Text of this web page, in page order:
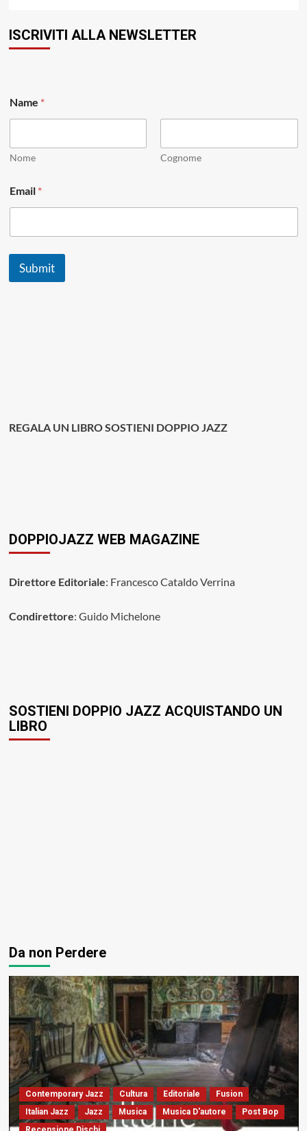
ISCRIVITI ALLA NEWSLETTER
a
m
a
*
Name *
Nome Cognome
Email *
Submit
REGALA UN LIBRO SOSTIENI DOPPIO JAZZ
DOPPIOJAZZ WEB MAGAZINE
Direttore Editoriale: Francesco Cataldo Verrina
Condirettore: Guido Michelone
SOSTIENI DOPPIO JAZZ ACQUISTANDO UN
LIBRO
Da non Perdere
Contemporary Jazz Cultura Editoriale
Fusion
Italian Jazz
Jazz Musica Musica D'autore
Post Bop